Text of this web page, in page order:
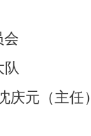
会
队
庆元（主任）